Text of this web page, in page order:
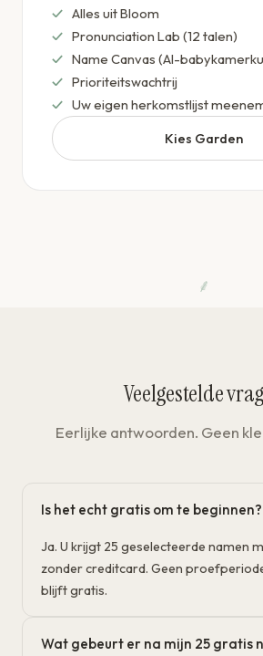
Alles uit Bloom
Pronunciation Lab (12 talen)
Name Canvas (AI-
Prioriteitswachtrij
Uw eigen herkomstlijst
Kies Garden
⸙
Veelgestelde
Eerlijke antwoorden. Geen
Is het echt gratis om te beginnen?
Ja. U krijgt 25 geselecteerde namen
zonder creditcard. Geen
blijft gratis.
Wat gebeurt er na mijn 25 gratis